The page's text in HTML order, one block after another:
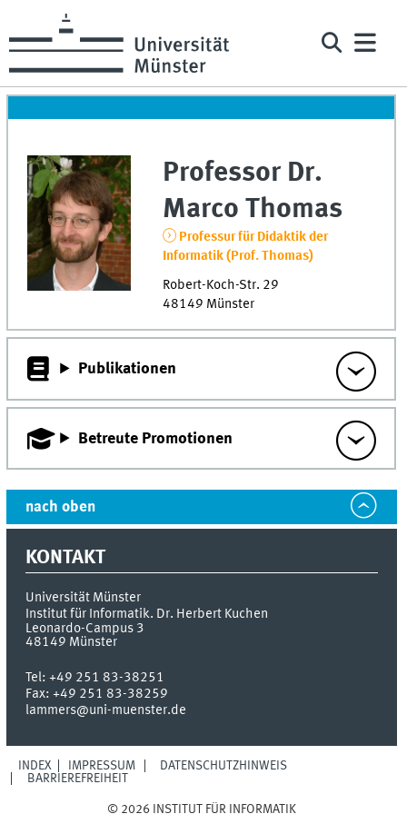
Professor Dr.
Marco Thomas
Professur für Didaktik der
Informatik (Prof. Thomas)
Robert-Koch-Str. 29
48149 Münster
Publikationen
Betreute Promotionen
nach oben
KONTAKT
Universität Münster
Institut für Informatik. Dr. Herbert Kuchen
Leonardo-Campus 3
48149 Münster
Tel:+49 251 83-38251
Fax:+49 251 83-38259
lammers@uni-muenster.de
INDEX IMPRESSUM
DATENSCHUTZHINWEIS
BARRIEREFREIHEIT
© 2026 INSTITUT FÜR INFORMATIK